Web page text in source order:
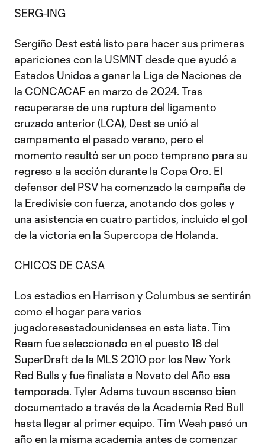
SERG-ING
Sergiño Dest está listo para hacer sus primeras
apariciones con la USMNT desde que ayudó a
Estados Unidos a ganar la Liga de Naciones de
la CONCACAF en marzo de 2024. Tras
recuperarse de una ruptura del ligamento
cruzado anterior (LCA), Dest se unió al
campamento el pasado verano, pero el
momento resultó ser un poco temprano para su
regreso a la acción durante la Copa Oro. El
defensor del PSV ha comenzado la campaña de
la Eredivisie con fuerza, anotando dos goles y
una asistencia en cuatro partidos, incluido el gol
de la victoria en la Supercopa de Holanda.
CHICOS DE CASA
Los estadios en Harrison y Columbus se sentirán
como el hogar para varios
jugadoresestadounidenses en esta lista. Tim
Ream fue seleccionado en el puesto 18 del
SuperDraft de la MLS 2010 por los New York
Red Bulls y fue finalista a Novato del Año esa
temporada. Tyler Adams tuvoun ascenso bien
documentado a través de la Academia Red Bull
hasta llegar al primer equipo. Tim Weah pasó un
año en la misma academia antes de comenzar